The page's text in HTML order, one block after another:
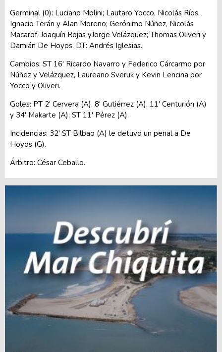
Germinal (0): Luciano Molini; Lautaro Yocco, Nicolás Ríos,
Ignacio Terán y Alan Moreno; Gerónimo Núñez, Nicolás
Macarof, Joaquín Rojas yJorge Velázquez; Thomas Oliveri y
Damián De Hoyos. DT: Andrés Iglesias.
Cambios: ST 16' Ricardo Navarro y Federico Cárcarmo por
Núñez y Velázquez, Laureano Sveruk y Kevin Lencina por
Yocco y Oliveri.
Goles: PT 2' Cervera (A), 8' Gutiérrez (A), 11' Centurión (A)
y 34' Makarte (A); ST 11' Pérez (A).
Incidencias: 32' ST Bilbao (A) le detuvo un penal a De
Hoyos (G).
Árbitro: César Ceballo.